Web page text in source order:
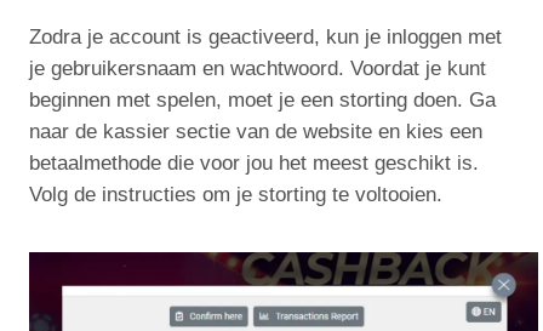
Zodra je account is geactiveerd, kun je inloggen met
je gebruikersnaam en wachtwoord. Voordat je kunt
beginnen met spelen, moet je een storting doen. Ga
naar de kassier sectie van de website en kies een
betaalmethode die voor jou het meest geschikt is.
Volg de instructies om je storting te voltooien.